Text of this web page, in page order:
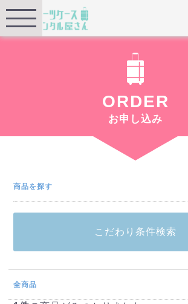
ORDER
お申し込み
商品を探す
こだわり条件検索
全商品